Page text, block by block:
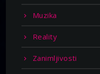
Muzika
Reality
Zanimljivosti